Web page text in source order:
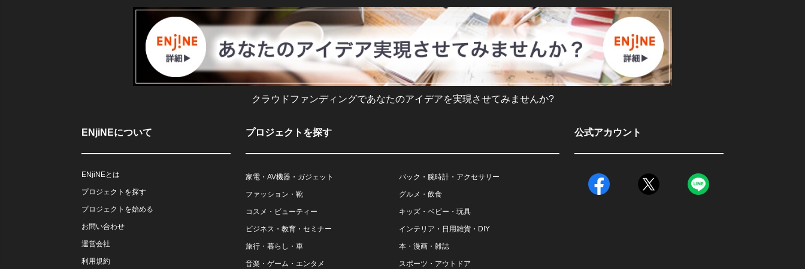
クラウドファンディングであなたのアイデアを実現させてみませんか?
ENjiNEについて
ENjiNEとは
プロジェクトを探す
プロジェクトを始める
お問い合わせ
運営会社
利用規約
プロジェクトを探す
家電・AV機器・ガジェット バック・腕時計・アクセサリー
ファッション・靴 グルメ・飲食
コスメ・ビューティー キッズ・ベビー・玩具
ビジネス・教育・セミナー インテリア・日用雑貨・DIY
旅行・暮らし・車 本・漫画・雑誌
音楽・ゲーム・エンタメ スポーツ・アウトドア
公式アカウント